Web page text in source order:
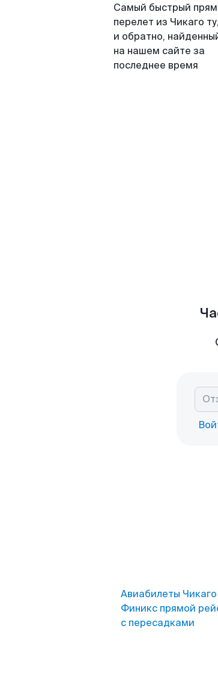
Самый быстрый
перелет из Чикаго
и обратно,
на нашем сайте за
последнее время
Авиабилеты Чикаго
Финикс прямой
с пересадками